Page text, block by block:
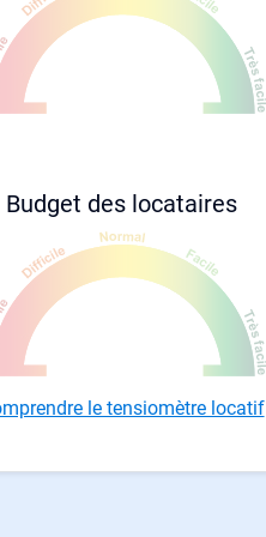
Budget des locataires
le tensiomètre locatif